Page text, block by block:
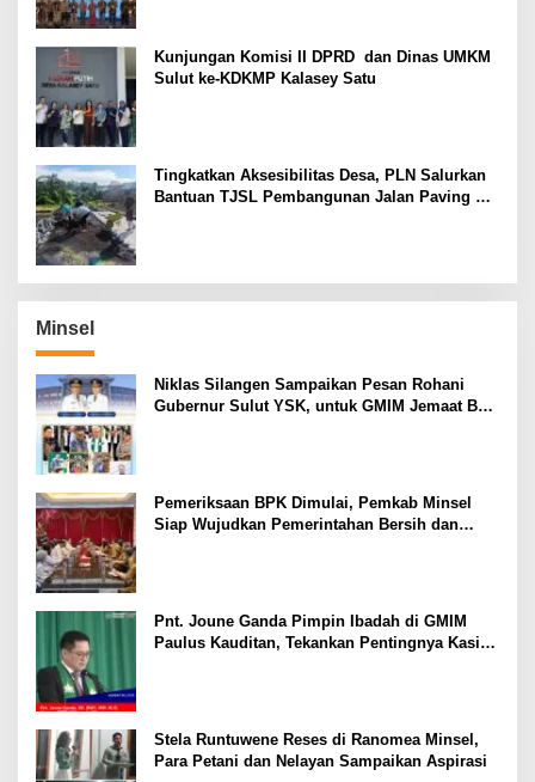
Kunjungan Komisi II DPRD dan Dinas UMKM
Sulut ke-KDKMP Kalasey Satu
Tingkatkan Aksesibilitas Desa, PLN Salurkan
Bantuan TJSL Pembangunan Jalan Paving di
Minsel
Niklas Silangen Sampaikan Pesan Rohani
Gubernur Sulut YSK, untuk GMIM Jemaat Bait
Pemeriksaan BPK Dimulai, Pemkab Minsel
Siap Wujudkan Pemerintahan Bersih dan
Pnt. Joune Ganda Pimpin Ibadah di GMIM
Paulus Kauditan, Tekankan Pentingnya Kasih
Stela Runtuwene Reses di Ranomea Minsel,
Para Petani dan Nelayan Sampaikan Aspirasi